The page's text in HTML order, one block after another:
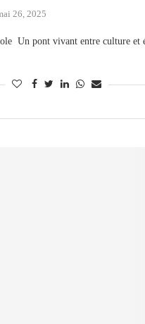
26, 2025
Un pont vivant entre culture et